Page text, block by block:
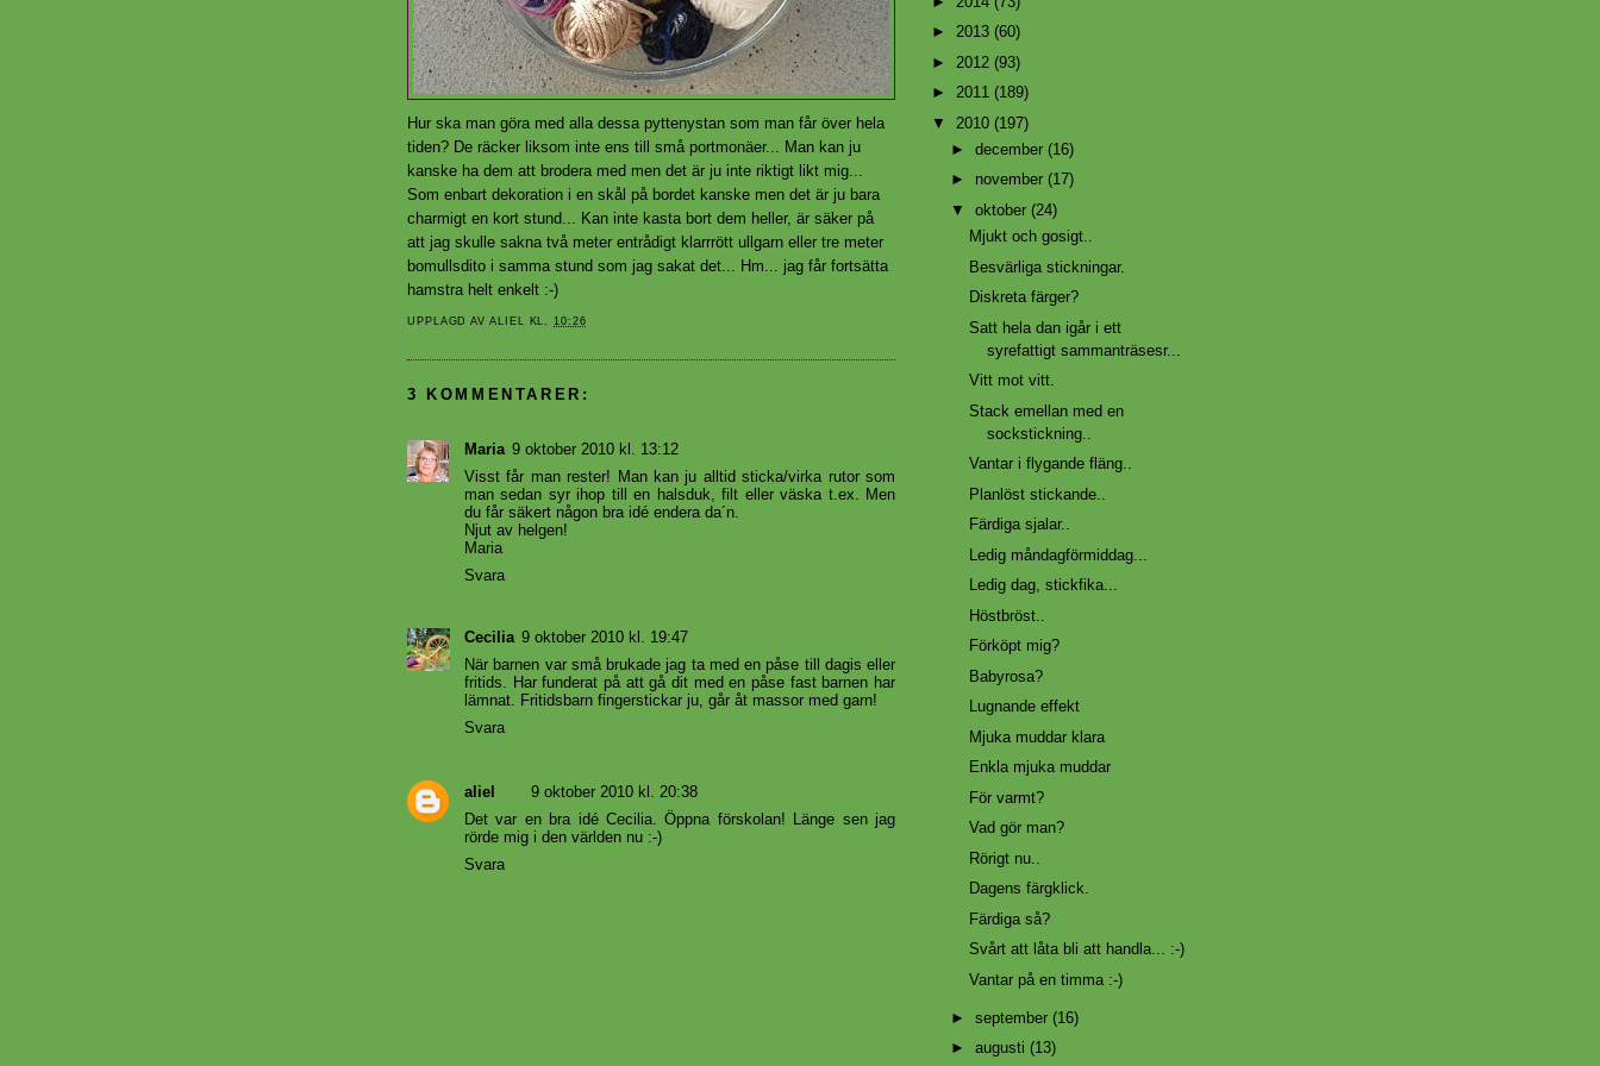
Hur ska man göra med alla dessa pyttenystan som man får över hela
tiden? De räcker liksom inte ens till små portmonäer... Man kan ju
kanske ha dem att brodera med men det är ju inte riktigt likt mig...
Som enbart dekoration i en skål på bordet kanske men det är ju bara
charmigt en kort stund... Kan inte kasta bort dem heller, är säker på
att jag skulle sakna två meter entrådigt klarrrött ullgarn eller tre meter
bomullsdito i samma stund som jag sakat det... Hm... jag får fortsätta
hamstra helt enkelt :-)
UPPLAGD AVALIEL KL. 10:26
3 KOMMENTARER:
Maria 9 oktober 2010 kl. 13:12
Visst får man rester! Man kan ju alltid sticka/virka rutor som
man sedan syr ihop till en halsduk, filt eller väska t.ex. Men
du får säkert någon bra idé endera da´n.
Njut av helgen!
Maria
Svara
Cecilia 9 oktober 2010 kl. 19:47
När barnen var små brukade jag ta med en påse till dagis eller
fritids. Har funderat på att gå dit med en påse fast barnen har
lämnat. Fritidsbarn fingerstickar ju, går åt massor med garn!
Svara
aliel
9 oktober 2010 kl. 20:38
Det var en bra idé Cecilia. Öppna förskolan! Länge sen jag
rörde mig i den världen nu :-)
Svara
► 2013 (60)
► 2012 (93)
► 2011 (189)
▼ 2010 (197)
► december (16)
► november (17)
▼ oktober (24)
Mjukt och gosigt..
Besvärliga stickningar.
Diskreta färger?
Satt hela dan igår i ett
syrefattigt sammanträsesr...
Vitt mot vitt.
Stack emellan med en
sockstickning..
Vantar i flygande fläng..
Planlöst stickande..
Färdiga sjalar..
Ledig måndagförmiddag...
Ledig dag, stickfika...
Höstbröst..
Förköpt mig?
Babyrosa?
Lugnande effekt
Mjuka muddar klara
Enkla mjuka muddar
För varmt?
Vad gör man?
Rörigt nu..
Dagens färgklick.
Färdiga så?
Svårt att låta bli att handla... :-)
Vantar på en timma :-)
► september (16)
► augusti (13)